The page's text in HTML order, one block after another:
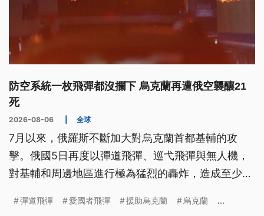
防空系統一枚飛彈都沒攔下 烏克蘭再遭俄空襲釀21
死
2026-08-06 全球
7月以來，俄羅斯不斷加大對烏克蘭首都基輔的攻
擊。俄國5日再度以彈道飛彈、巡弋飛彈與無人機，
對基輔和周邊地區進行極為猛烈的轟炸，造成至少21
無法攔截任何一枚來自俄國的飛彈，凸顯空防能力嚴
彈道飛彈 愛國者飛彈 援助烏克蘭 烏克蘭 ...